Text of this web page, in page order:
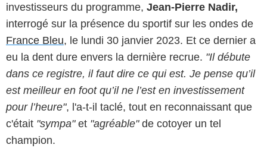
investisseurs du programme, Jean-Pierre Nadir,
interrogé sur la présence du sportif sur les ondes de
France Bleu, le lundi 30 janvier 2023. Et ce dernier a
eu la dent dure envers la dernière recrue. "Il débute
dans ce registre, il faut dire ce qui est. Je pense qu’il
est meilleur en foot qu’il ne l’est en investissement
pour l’heure", l'a-t-il taclé, tout en reconnaissant que
c'était "sympa"et "agréable"de cotoyer un tel
champion.